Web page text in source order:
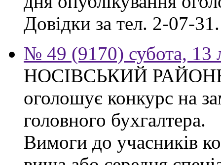
Довідки за тел. 2-07-31.
№ 49 (9170) субота, 13
НОСІВСЬКИЙ
оголошує конкурс на
головного бухгалтера.
Вимоги до учасників